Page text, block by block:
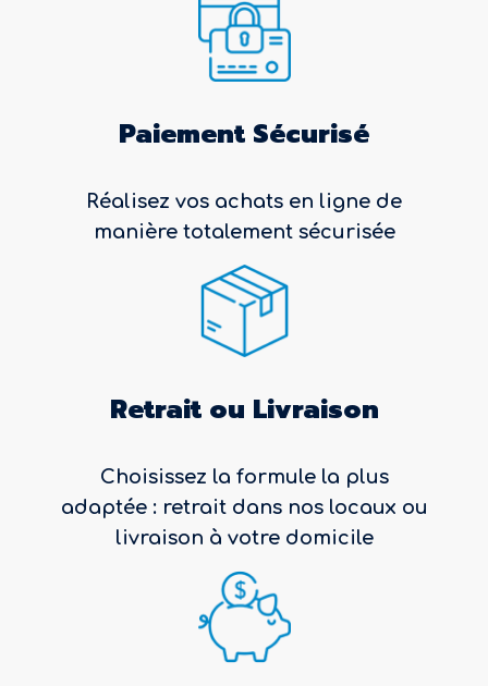
Paiement Sécurisé
Réalisez vos achats en ligne de
manière totalement sécurisée
Retrait ou Livraison
Choisissez la formule la plus
adaptée : retrait dans nos locaux ou
livraison à votre domicile